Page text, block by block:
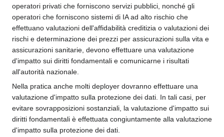
operatori privati che forniscono servizi pubblici, nonché gli
operatori che forniscono sistemi di IA ad alto rischio che
effettuano valutazioni dell'affidabilità creditizia o valutazioni dei
rischi e determinazione dei prezzi per assicurazioni sulla vita e
assicurazioni sanitarie, devono effettuare una valutazione
d'impatto sui diritti fondamentali e comunicarne i risultati
all'autorità nazionale.
Nella pratica anche molti deployer dovranno effettuare una
valutazione d'impatto sulla protezione dei dati. In tali casi, per
evitare sovrapposizioni sostanziali, la valutazione d'impatto sui
diritti fondamentali è effettuata congiuntamente alla valutazione
d'impatto sulla protezione dei dati.